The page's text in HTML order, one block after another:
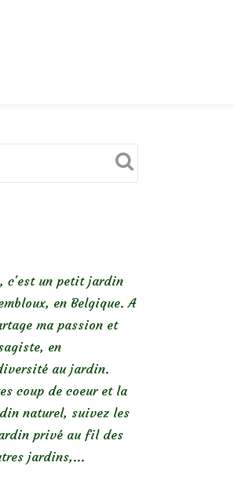
c'est un petit jardin
en Belgique. A
ma passion et
en
au jardin.
coup de coeur et la
naturel, suivez les
privé au fil des
jardins,...